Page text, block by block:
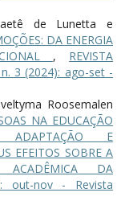
de Lunetta e
DA ENERGIA
, REVISTA
3 (2024): ago-set -
Roosemalen
NA EDUCAÇÃO
ADAPTAÇÃO E
EFEITOS SOBRE A
ACADÊMICA DA
out-nov - Revista